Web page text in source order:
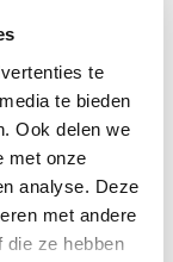
te
te bieden
Ook delen we
met onze
analyse. Deze
met andere
die ze hebben
Lady,
examines
of Norse
extant